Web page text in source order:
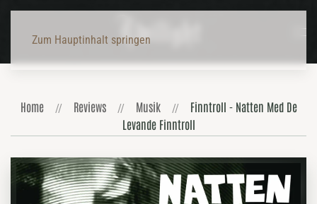
Zum Hauptinhalt springen
Home Reviews Musik
Finntroll - Natten Med De
Levande Finntroll